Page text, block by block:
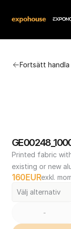
Fortsätt handla
Printed fabric
existing or new
160EURexkl.
Välj alternativ
-